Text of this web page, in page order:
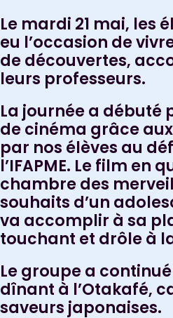
Le mardi 21 mai, les
eu l’occasion de
de découvertes,
leurs professeurs.
La journée a débuté
de cinéma grâce
par nos élèves au
l’IFAPME. Le film en
chambre des
souhaits d’un
va accomplir à sa
touchant et drôle à
Le groupe a
dînant à l’Otakafé,
saveurs japonaises.